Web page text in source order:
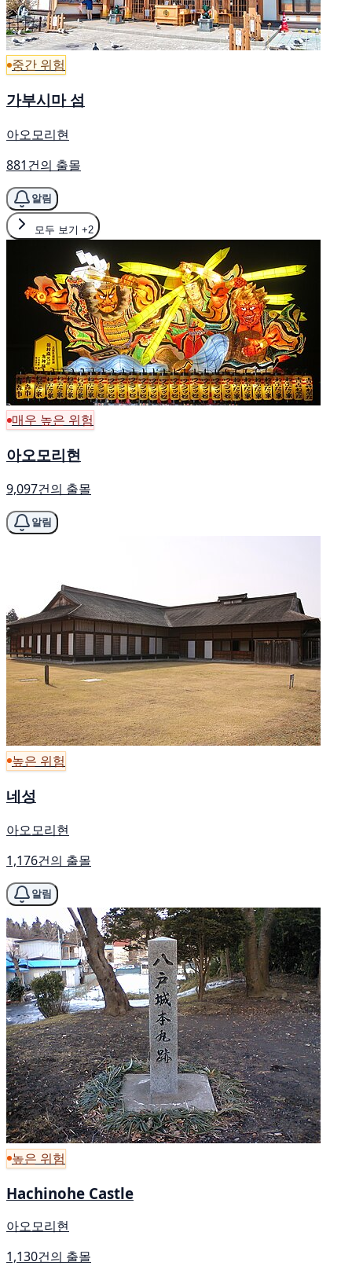
중간 위험
가부시마 섬
아오모리현
881건의 출몰
알림
모두 보기 +2
매우 높은 위험
아오모리현
9,097건의 출몰
알림
높은 위험
네성
아오모리현
1,176건의 출몰
알림
높은 위험
Hachinohe Castle
아오모리현
1,130건의 출몰